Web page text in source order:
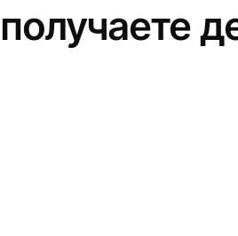
получаете